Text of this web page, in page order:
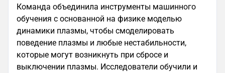
Команда объединила инструменты машинного
обучения с основанной на физике моделью
динамики плазмы, чтобы смоделировать
поведение плазмы и любые нестабильности,
которые могут возникнуть при сбросе и
выключении плазмы. Исследователи обучили и